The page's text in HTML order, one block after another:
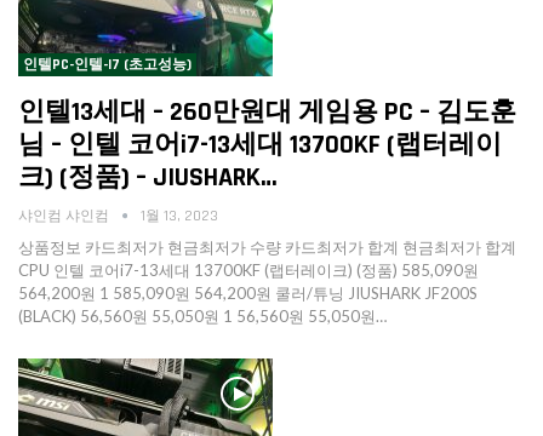
인텔PC-인텔-I7 (초고성능)
인텔13세대 – 260만원대 게임용 PC – 김도훈
님 – 인텔 코어i7-13세대 13700KF (랩터레이
크) (정품) – JIUSHARK…
샤인컴 샤인컴 1월 13, 2023
상품정보 카드최저가 현금최저가 수량 카드최저가 합계 현금최저가 합계
CPU 인텔 코어i7-13세대 13700KF (랩터레이크) (정품) 585,090원
564,200원 1 585,090원 564,200원 쿨러/튜닝 JIUSHARK JF200S
(BLACK) 56,560원 55,050원 1 56,560원 55,050원…